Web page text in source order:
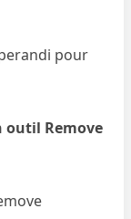
pour
outil Remove